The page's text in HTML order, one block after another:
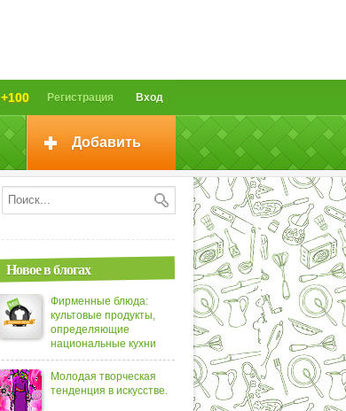
Вход
Регистрация
+100
Добавить
Новое в блогах
Фирменные блюда:
культовые продукты,
определяющие
национальные кухни
Молодая творческая
тенденция в искусстве.